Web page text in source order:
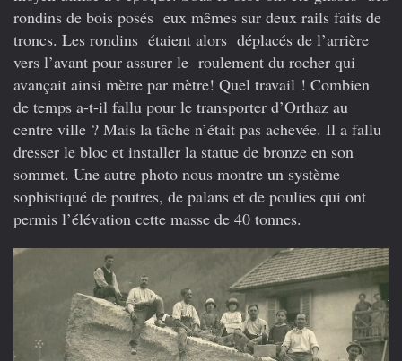
rondins de bois posés eux mêmes sur deux rails faits de
troncs. Les rondins étaient alors déplacés de l’arrière
vers l’avant pour assurer le roulement du rocher qui
avançait ainsi mètre par mètre! Quel travail ! Combien
de temps a-t-il fallu pour le transporter d’Orthaz au
centre ville ? Mais la tâche n’était pas achevée. Il a fallu
dresser le bloc et installer la statue de bronze en son
sommet. Une autre photo nous montre un système
sophistiqué de poutres, de palans et de poulies qui ont
permis l’élévation cette masse de 40 tonnes.